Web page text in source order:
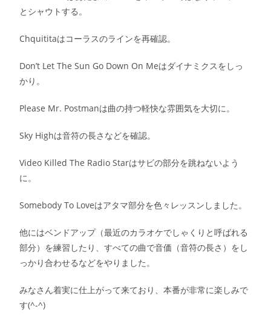
とシャウトする。
Chquititaはコーラスのラインを再確認。
Don’t Let The Sun Go Down On Meはダイナミクスをしっ
かり。
Please Mr. Postmanは曲の持つ軽快な雰囲気を大切に。
Sky Highは音符の長さなどを確認。
Video Killed The Radio Starはサビの部分を跳ねないよう
に。
Somebody To Loveはアタマ部分を色々レッスンしました。
他にはベンドアップ（最近のカラオケでしゃくりと呼ばれる
部分）を練習したり、すべての曲で音価（音符の長さ）をし
っかり合わせるなどをやりました。
みなさん着実に仕上がって来ており、本番が非常に楽しみで
す(^-^)